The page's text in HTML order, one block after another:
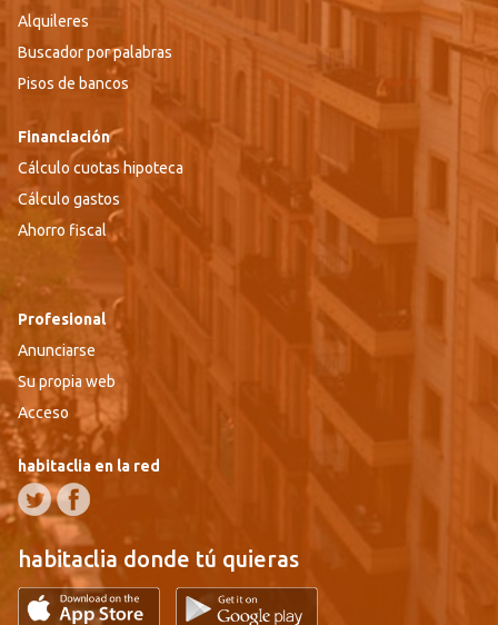
Alquileres
Buscador por palabras
Pisos de bancos
Financiación
Cálculo cuotas hipoteca
Cálculo gastos
Ahorro fiscal
Profesional
Anunciarse
Su propia web
Acceso
habitaclia en la red
habitaclia donde tú quieras